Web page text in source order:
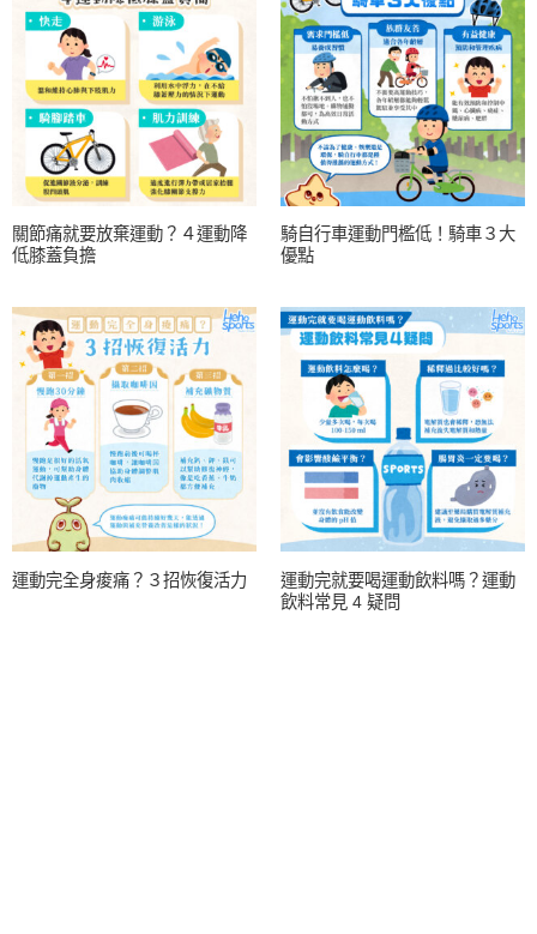
關節痛就要放棄運動？４運動降
低膝蓋負擔
騎自行車運動門檻低！騎車３大
優點
運動完全身痠痛？３招恢復活力
運動完就要喝運動飲料嗎？運動
飲料常見 4 疑問